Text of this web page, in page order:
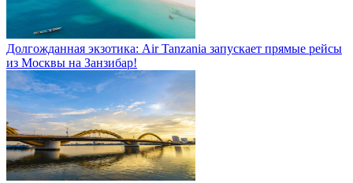
Долгожданная экзотика: Air Tanzania запускает прямые рейсы
из Москвы на Занзибар!